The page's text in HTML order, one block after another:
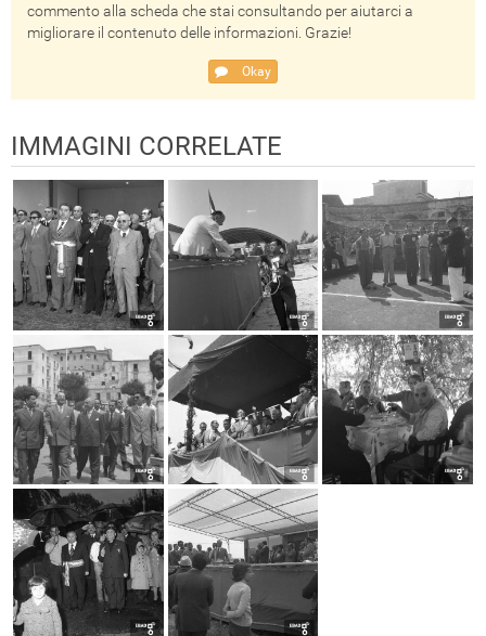
commento alla scheda che stai consultando per aiutarci a
migliorare il contenuto delle informazioni. Grazie!
Okay
IMMAGINI CORRELATE